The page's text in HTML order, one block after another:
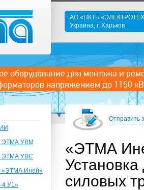
оборудование для монтажа и
напряжением до 1150 кВ
АО «ПКТБ
Украина, г. Харьков
Отправить
«ЭТМА
силовых
ЭТМА УВМ
ЭТМА УВС
«ЭТМА Иней»
У1»